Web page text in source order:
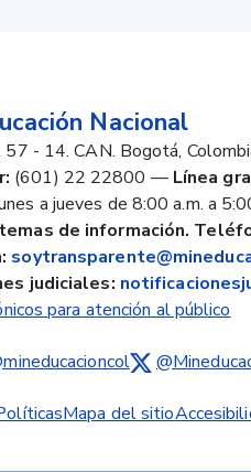
Nacional
- 14. CAN. Bogotá,
(601) 22 22800 — Línea
a jueves de 8:00 a.m. a
de información.
judiciales:
para atención al público
Mapa del sitio